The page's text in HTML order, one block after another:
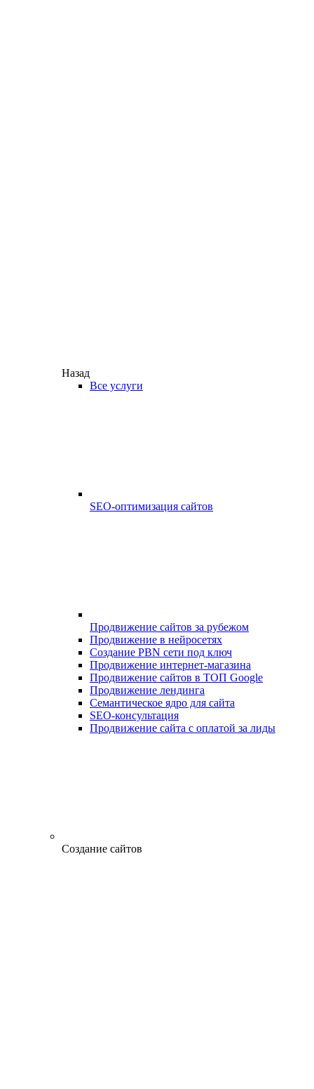
Назад
Все услуги
SEO-оптимизация сайтов
Продвижение сайтов за рубежом
Продвижение в нейросетях
Создание PBN сети под ключ
Продвижение интернет-магазина
Продвижение сайтов в ТОП Google
Продвижение лендинга
Семантическое ядро для сайта
SEO-консультация
Продвижение сайта с оплатой за лиды
Создание сайтов